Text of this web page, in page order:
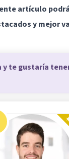
artículo
y mejor
y te gustaría